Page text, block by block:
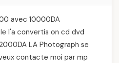
avec 10000DA
l'a convertis on cd dvd
LA Photograph se
contacte moi par mp